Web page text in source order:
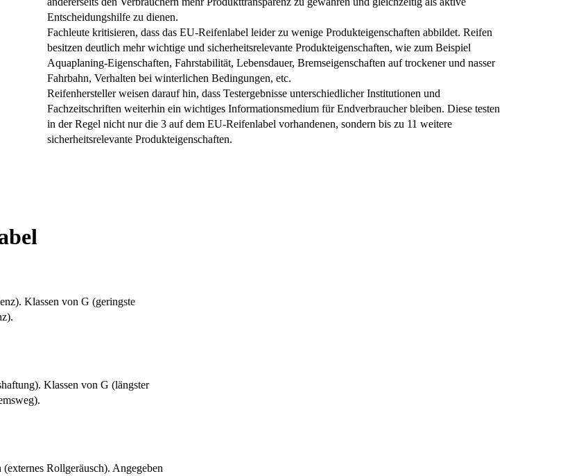
Entscheidungshilfe zu dienen.
Fachleute kritisieren, dass das EU-Reifenlabel leider zu wenige Produkteigenschaften abbildet. Reifen
besitzen deutlich mehr wichtige und sicherheitsrelevante Produkteigenschaften, wie zum Beispiel
Aquaplaning-Eigenschaften, Fahrstabilität, Lebensdauer, Bremseigenschaften auf trockener und nasser
Fahrbahn, Verhalten bei winterlichen Bedingungen, etc.
Reifenhersteller weisen darauf hin, dass Testergebnisse unterschiedlicher Institutionen und
Fachzeitschriften weiterhin ein wichtiges Informationsmedium für Endverbraucher bleiben. Diese testen
in der Regel nicht nur die 3 auf dem EU-Reifenlabel vorhandenen, sondern bis zu 11 weitere
sicherheitsrelevante Produkteigenschaften.
Klassen von G (geringste
Klassen von G (längster
Rollgeräusch). Angegeben